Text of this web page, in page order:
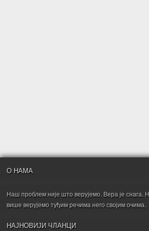
О НАМА
Наш проблем није што верујемо. Вера је снага.
више верујемо туђим речима него својим очима.
НАЈНОВИЈИ ЧЛАНЦИ